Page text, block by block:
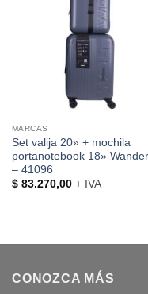
MARCAS
Set valija 20» + mochila
portanotebook 18»
– 41096
$83.270,00+ IVA
CONOZCA MÁS